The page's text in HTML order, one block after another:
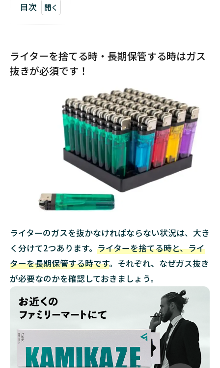
目次
を捨
てる
時・
ライ
ター
てる
時
ライ
ター
を長
期保
管す
る時
2
ラ
ライターを捨てる時・長期保管する時はガス
抜きが必須です！
ライターのガスを抜かなければならない状況は、大き
く分けて2つあります。 ライターを捨てる時と、ライ
ターを長期保管する時です。それぞれ、なぜガス抜き
が必要なのかを確認しておきましょう。